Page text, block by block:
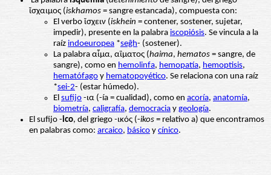
ἴσχαιμος (iskhamos = sangre estancada), compuesta con:
El verbo ἴσχειν (iskhein = contener, sostener, sujetar,
impedir), presente en la palabra iscopiósis. Se vincula a la
raíz indoeuropea *seĝh- (sostener).
La palabra αἷμα, αἳματος (haima, hematos = sangre, de
sangre), como en hemolinfa, hemopatía, hemoptisis,
hematófago y hematopoyético. Se relaciona con una raíz
*sei-2- (estar húmedo).
El sufijo -ια (-ía = cualidad), como en acoría, anatomía,
biometría, caligrafía, democracia y geología.
El sufijo -ico, del griego -ικός (-ikos = relativo a) que encontramos
en palabras como: arcaico, básico y cínico.